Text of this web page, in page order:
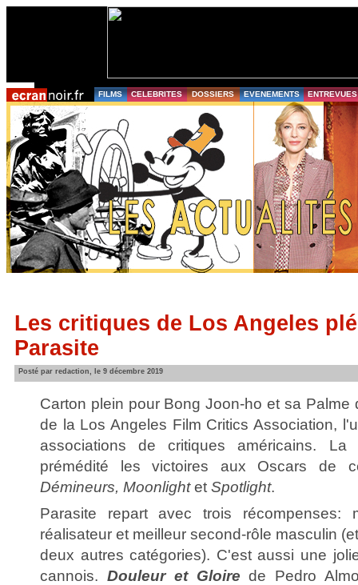
FILMS CELEBRITES DOSSIERS EVENEMENTS ENTREVUES
Les critiques de Los Angeles
Parasite
Posté par redaction, le 9 décembre 2019
Carton plein pour Bong Joon-ho et sa Palme
de la Los Angeles Film Critics Association,
associations de critiques américains. La
prémédité les victoires aux Oscars de
Démineurs, Moonlightet Spotlight.
Parasite repart avec trois récompenses:
réalisateur et meilleur second-rôle masculin
deux autres catégories). C'est aussi une
cannois. Douleur et Gloire de Pedro